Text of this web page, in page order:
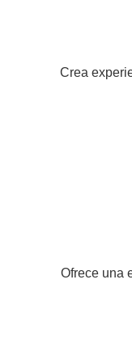
Crea
Ofrece una